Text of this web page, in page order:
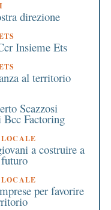
direzione
Insieme Ets
al territorio
Scazzosi
Factoring
a costruire a
per favorire